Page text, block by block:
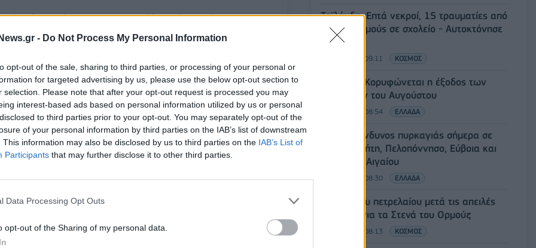
- Do Not Process My Personal Information
opt-out of the sale, sharing to third parties, or processing of your personal or
for targeted advertising by us, please use the below opt-out section to
selection. Please note that after your opt-out request is processed you may
interest-based ads based on personal information utilized by us or personal
to third parties prior to your opt-out. You may separately opt-out of the
of your personal information by third parties on the IAB’s list of downstream
This information may also be disclosed by us to third parties on the IAB’s List of
Participants that may further disclose it to other third parties.
Data Processing Opt Outs
opt-out of the Sharing of my personal data.
Κολοσσού NTT Data στην ελληνική αγορά».
στα μέσα κοινωνικής δικτύωσης ο υφυπουργός
αφορμή τη δεξίωση για τα εγκαίνια των νέων
παραβρέθηκε και την οποία οργάνωσε η
Ταϊλάνδη: Επτά νεκροί, 15 τραυματίες από
πυροβολισμούς σε σχολείο - Αυτοκτόνησε
ο δράστης
07/08/2026 - 09:11 ΚΟΣΜΟΣ
Πειραιάς: Κορυφώνεται η έξοδος των
αδειούχων του Αυγούστου
07/08/2026 - 08:54 ΕΛΛΑΔΑ
Υψηλός κίνδυνος πυρκαγιάς σήμερα σε
Αττική, Κρήτη, Πελοπόννησο, Εύβοια και
νησιά του Αιγαίου
07/08/2026 - 08:30 ΕΛΛΑΔΑ
Άνοδος του πετρελαίου μετά τις απειλές
του Ιράν για τα Στενά του Ορμούζ
07/08/2026 - 08:13 ΚΟΣΜΟΣ